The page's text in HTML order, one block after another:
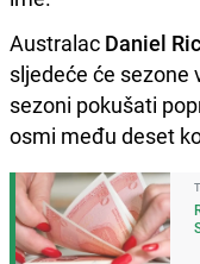
Australac Daniel
sljedeće će sezone
sezoni pokušati
osmi među deset